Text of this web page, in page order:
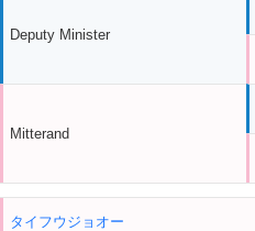
Deputy Minister
Mitterand
タイフウジョオー